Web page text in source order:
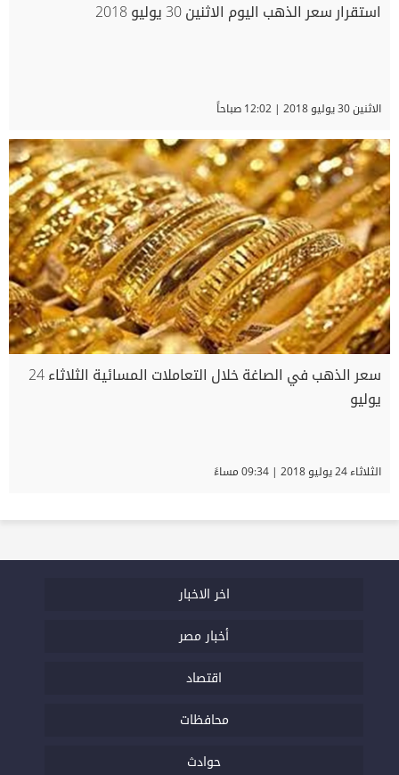
استقرار سعر الذهب اليوم الاثنين 30 يوليو 2018
الاثنين 30 يوليو 2018 | 12:02 صباحاً
سعر الذهب في الصاغة خلال التعاملات المسائية الثلاثاء 24
يوليو
الثلاثاء 24 يوليو 2018 | 09:34 مساءً
اخر الاخبار
أخبار مصر
اقتصاد
محافظات
حوادث